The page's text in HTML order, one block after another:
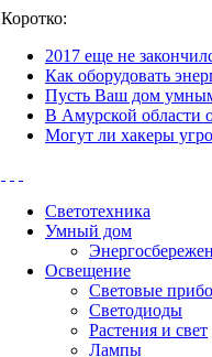
Коротко:
2017 еще не
Как оборудовать
Пусть Ваш дом
В Амурской области
Могут ли хакеры
Светотехника
Умный дом
Освещение
Световые
Светодиоды
Растения и свет
Лампы